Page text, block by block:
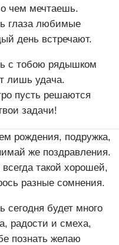
чем мечтаешь.
глаза любимые
день встречают.
с тобою рядышком
лишь удача.
пусть решаются
задачи!
рождения, подружка,
же поздравления.
всегда такой хорошей,
разные сомнения.
сегодня будет много
радости и смеха,
познать желаю